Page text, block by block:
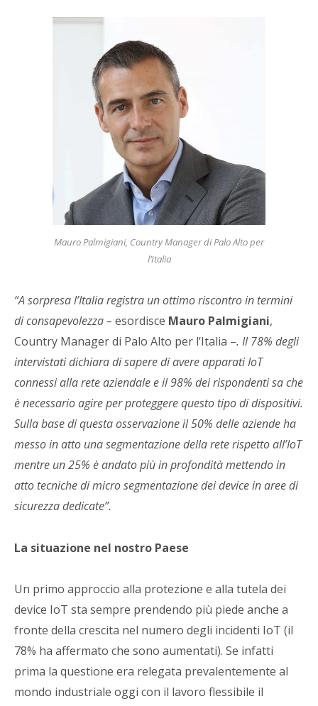
Mauro Palmigiani, Country Manager di Palo Alto per
l’Italia
“A sorpresa l’Italia registra un ottimo riscontro in termini
di consapevolezza – esordisce Mauro Palmigiani,
Country Manager di Palo Alto per l’Italia –. Il 78% degli
intervistati dichiara di sapere di avere apparati IoT
connessi alla rete aziendale e il 98% dei rispondenti sa che
è necessario agire per proteggere questo tipo di dispositivi.
Sulla base di questa osservazione il 50% delle aziende ha
messo in atto una segmentazione della rete rispetto all’IoT
mentre un 25% è andato più in profondità mettendo in
atto tecniche di micro segmentazione dei device in aree di
sicurezza dedicate”.
La situazione nel nostro Paese
Un primo approccio alla protezione e alla tutela dei
device IoT sta sempre prendendo più piede anche a
fronte della crescita nel numero degli incidenti IoT (il
78% ha affermato che sono aumentati). Se infatti
prima la questione era relegata prevalentemente al
mondo industriale oggi con il lavoro flessibile il